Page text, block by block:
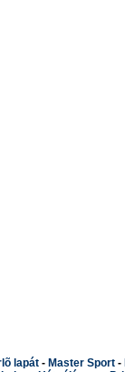
lapát - Master Sport -